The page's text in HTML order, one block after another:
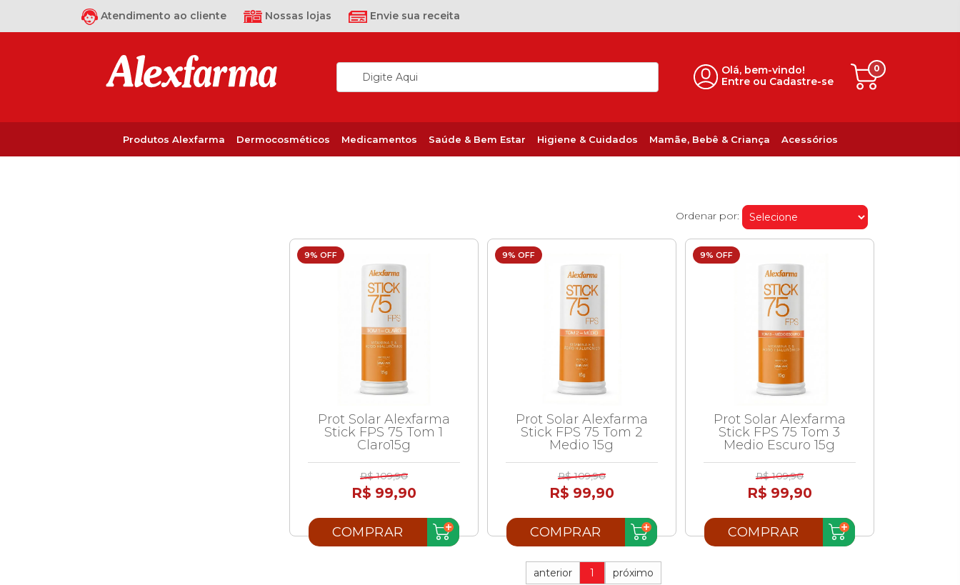
Atendimento ao cliente Nossas lojas Envie sua receita
Olá, bem-vindo!
Entre ou Cadastre-se
0
Produtos Alexfarma Dermocosméticos Medicamentos Saúde & Bem Estar Higiene & Cuidados Mamãe, Bebê & Criança Acessórios
Ordenar por:
9% OFF
Prot Solar Alexfarma
Stick FPS 75 Tom 1
Claro15g
R$ 109,90
R$ 99,90
COMPRAR
9% OFF
Prot Solar Alexfarma
Stick FPS 75 Tom 2
Medio 15g
R$ 109,90
R$ 99,90
COMPRAR
9% OFF
Prot Solar Alexfarma
Stick FPS 75 Tom 3
Medio Escuro 15g
R$ 109,90
R$ 99,90
COMPRAR
anterior 1 próximo